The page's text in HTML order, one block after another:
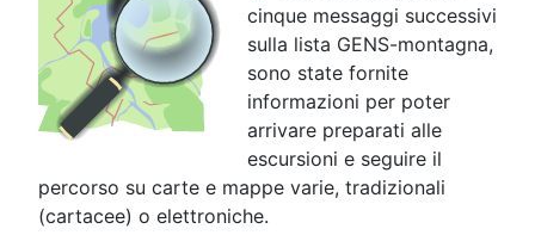
cinque messaggi successivi
sulla lista GENS-montagna,
sono state fornite
informazioni per poter
arrivare preparati alle
escursioni e seguire il
percorso su carte e mappe varie, tradizionali
(cartacee) o elettroniche.